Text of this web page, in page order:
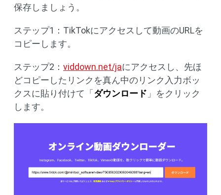
保存しましょう。
ステップ1：TikTokにアクセスして動画のURLを
コピーします。
ステップ2： viddown.net/jaにアクセスし、先ほ
どコピーしたリンクを真ん中のリンク入力ボッ
クスに貼り付けて「 ダウンロード 」をクリック
します。